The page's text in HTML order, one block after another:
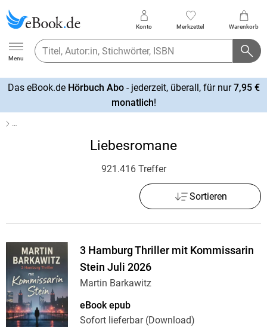
Ebook.de
Menu
Konto Merkzettel Warenkorb
Das eBook.de Hörbuch Abo- jederzeit, überall, für nur7,95 €
monatlich!
…
Liebesromane
921.416 Treffer
Sortieren
3 Hamburg Thriller mit Kommissarin
Stein Juli 2026
Martin Barkawitz
eBook epub
Sofort lieferbar (Download)